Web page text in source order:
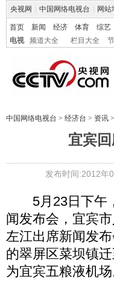
央视网 中国网络电视台 网站
首页 新闻 经济 体育 综艺
电视
频道大全 栏目大全
中国网络电视台 > 经济台 > 资讯 >
宜宾
发布时间:2012年
5月23日下午，
闻发布会，宜宾
左江出席新闻发
的翠屏区菜坝镇
为宜宾五粮液机场